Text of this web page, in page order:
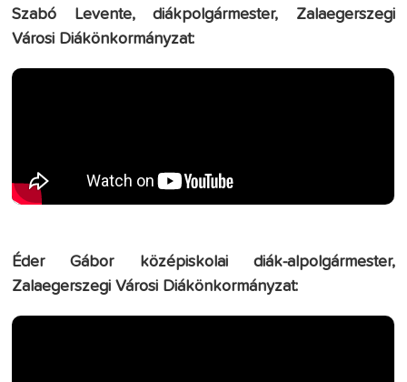
Szabó Levente, diákpolgármester, Zalaegerszegi
Városi Diákönkormányzat:
Éder Gábor középiskolai diák-alpolgármester,
Zalaegerszegi Városi Diákönkormányzat: